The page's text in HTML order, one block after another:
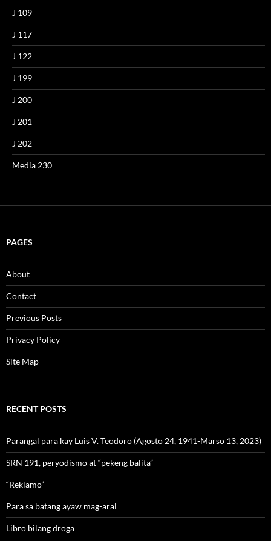
J 109
J 117
J 122
J 199
J 200
J 201
J 202
Media 230
PAGES
About
Contact
Previous Posts
Privacy Policy
Site Map
RECENT POSTS
Parangal para kay Luis V. Teodoro (Agosto 24, 1941-Marso 13, 2023)
SRN 191, peryodismo at “pekeng balita”
“Reklamo”
Para sa batang ayaw mag-aral
Libro bilang droga